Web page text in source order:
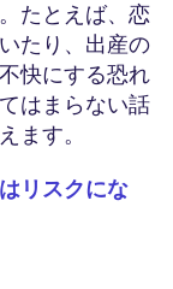
たとえば、恋
たり、出産の
快にする恐れ
はまらない話
ます。
リスクにな